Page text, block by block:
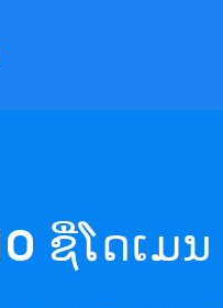
ຊື່ໂດເມນ